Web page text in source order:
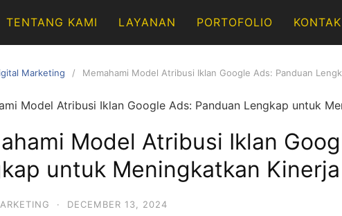
TENTANG KAMI LAYANAN PORTOFOLIO KONTAK
Marketing Memahami Model Atribusi Iklan Google Ads: Panduan
Model Atribusi Iklan
untuk Meningkatkan Kinerja
· DECEMBER 13, 2024